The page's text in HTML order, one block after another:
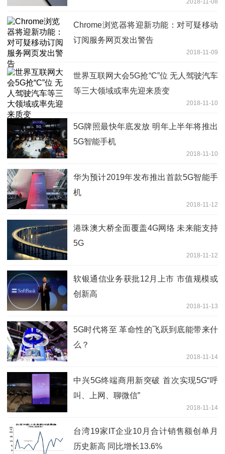
Chrome浏览器将迎新功能：对可疑移动
订阅服务网页发出警告
2018-11-09
世界互联网大会5G抢“C”位 无人驾驶汽车
等三大领域或率先迎来质变
2018-11-10
5G牌照最快年底发放 明年上半年将推出
5G智能手机
2018-11-10
华为预计2019年发布推出首款5G智能手
机
2018-11-12
港珠澳大桥全面覆盖4G网络 未来能支持
5G
2018-11-12
软银通信业务获批12月上市 市值规模或
创新高
2018-11-13
5G时代将至 革命性的飞跃到底能带来什
么？
2018-11-14
中兴5G终端商用新突破 首次实现5G“呼
叫、上网、聊微信”
2018-11-14
台湾19家IT企业10月合计销售额创单月
历史新高 同比增长13.6%